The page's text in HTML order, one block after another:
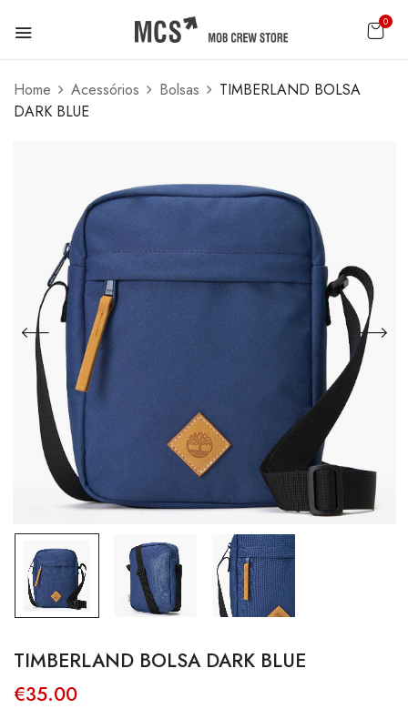
0
Home Acessórios Bolsas
TIMBERLAND BOLSA
DARK BLUE
TIMBERLAND BOLSA DARK BLUE
€35.00